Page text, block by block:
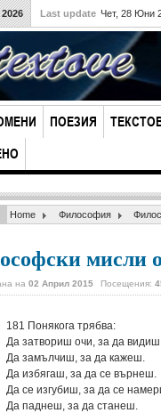
2026 Last update Чет, 28 Юни
ПОЕЗИЯ
Home Философия
мисли
на 02 Април 2015 Посещения:
181 Понякога трябва:
Да затвориш очи, за да
Да замълчиш, за да кажеш.
Да избягаш, за да се върнеш.
Да се изгубиш, за да се
Да паднеш, за да станеш.